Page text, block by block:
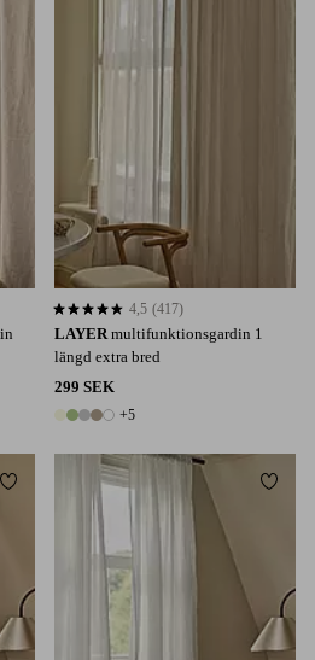
LAYER multifunktionsgardin 1
längd extra bred
299 SEK
10 färger
+5
4,5 baserat på 417 st betyg
4,5 (417)
Lägg till i favoriter Lägg